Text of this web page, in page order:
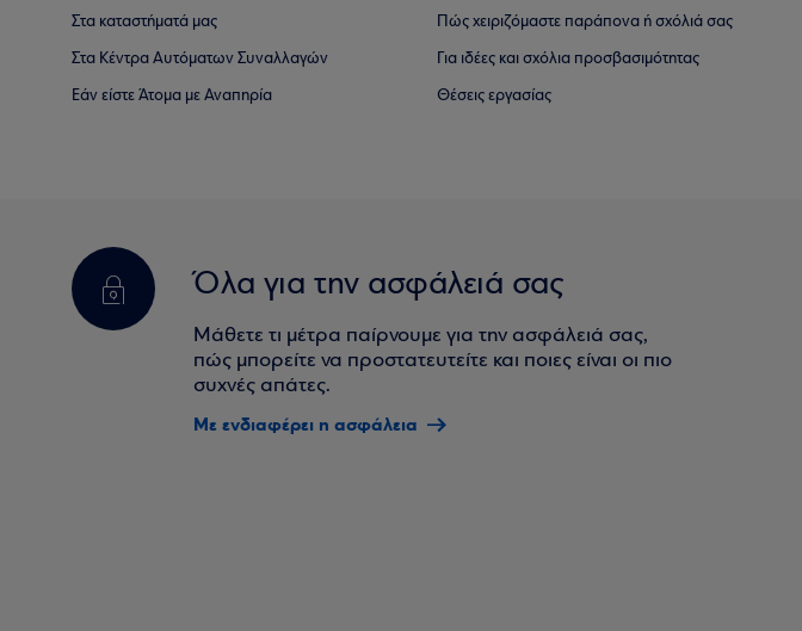
Στα καταστήματά μας
Στα Κέντρα Αυτόματων Συναλλαγών
Εάν είστε Άτομα με Αναπηρία
Πώς χειριζόμαστε παράπονα ή σχόλιά σας
Για ιδέες και σχόλια προσβασιμότητας
Θέσεις εργασίας
Όλα για την ασφάλειά σας
Μάθετε τι μέτρα παίρνουμε για την ασφάλειά σας,
πώς μπορείτε να προστατευτείτε και ποιες είναι οι πιο
συχνές απάτες.
Με ενδιαφέρει η ασφάλεια